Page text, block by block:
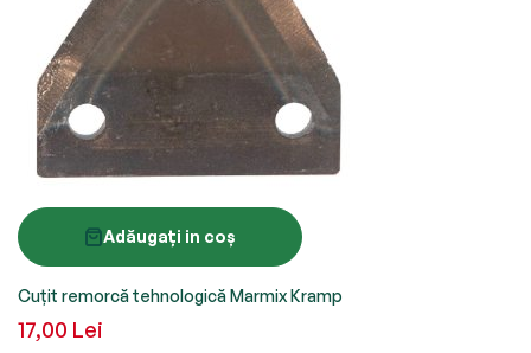
Adăugați in coș
Cuțit remorcă tehnologică Marmix Kramp
17,00 Lei